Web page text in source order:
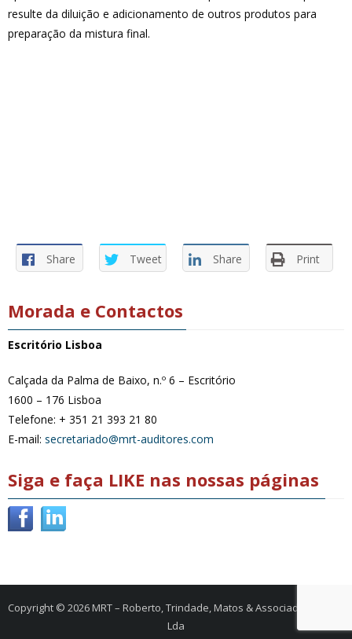
resulte da diluição e adicionamento de outros produtos para
preparação da mistura final.
Share Tweet Share Print
Morada e Contactos
Escritório Lisboa
Calçada da Palma de Baixo, n.º 6 – Escritório
1600 – 176 Lisboa
Telefone: + 351 21 393 21 80
E-mail: secretariado@mrt-auditores.com
Siga e faça LIKE nas nossas páginas
Copyright © 2026MRT – Roberto, Trindade, Matos & Associados, SROC,
Lda